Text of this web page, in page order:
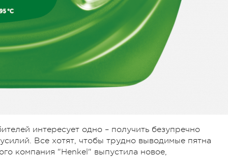
интересует одно – получить безупречно
Все хотят, чтобы трудно выводимые пятна
компания "Henkel" выпустила новое,